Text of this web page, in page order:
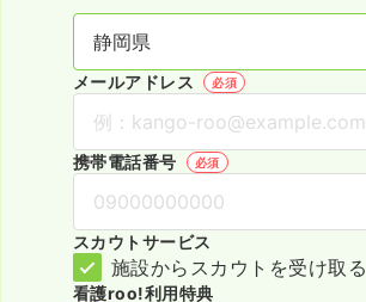
メールアドレス 必須
携帯電話番号 必須
スカウトサービス
施設からスカウトを受け取る
看護roo!利用特典